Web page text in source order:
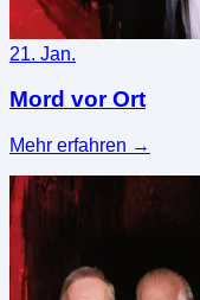
21. Jan.
Mord vor Ort
Mehr erfahren →